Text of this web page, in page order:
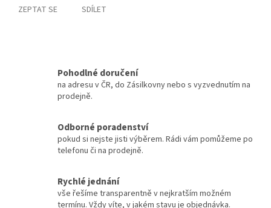
ZEPTAT SE SDÍLET
Pohodlné doručení
na adresu v ČR, do Zásilkovny nebo s vyzvednutím na
prodejně.
Odborné poradenství
pokud si nejste jisti výběrem. Rádi vám pomůžeme po
telefonu či na prodejně.
Rychlé jednání
vše řešíme transparentně v nejkratším možném
termínu. Vždy víte, v jakém stavu je objednávka.